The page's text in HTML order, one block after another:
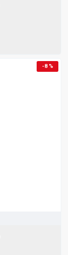
-8 %